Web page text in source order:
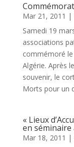
Mar 21, 2011 |
Samedi 19
associations
commémoré
Algérie. Après
souvenir, le
Morts pour un
« Lieux
en
Mar 18, 2011 |